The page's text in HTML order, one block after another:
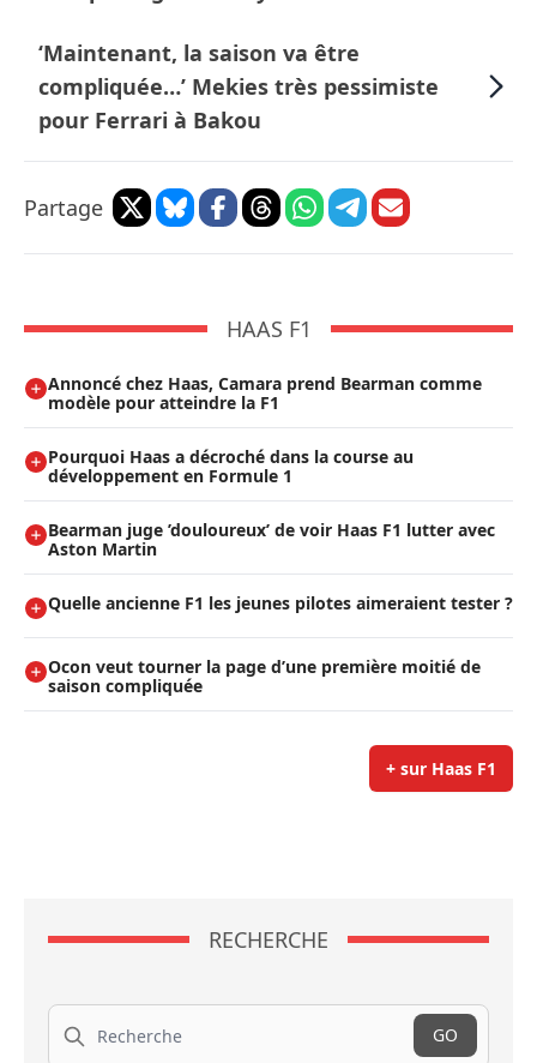
‘Maintenant, la saison va être
compliquée…’ Mekies très pessimiste
pour Ferrari à Bakou
Partage
HAAS F1
Annoncé chez Haas, Camara prend Bearman comme
modèle pour atteindre la F1
Pourquoi Haas a décroché dans la course au
développement en Formule 1
Bearman juge ’douloureux’ de voir Haas F1 lutter avec
Aston Martin
Quelle ancienne F1 les jeunes pilotes aimeraient tester ?
Ocon veut tourner la page d’une première moitié de
saison compliquée
+ sur Haas F1
RECHERCHE
Recherche
GO